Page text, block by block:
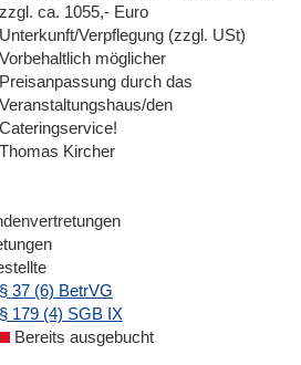
zzgl. ca. 1055,- Euro
Unterkunft/Verpflegung (zzgl. USt)
Vorbehaltlich möglicher
Preisanpassung durch das
Veranstaltungshaus/den
Cateringservice!
Thomas Kircher
§ 37 (6) BetrVG
§ 179 (4) SGB IX
Bereits ausgebucht